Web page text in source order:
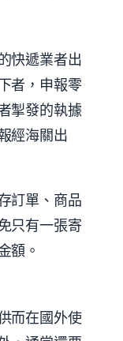
快遞業者出
者，申報零
掣發的執據
經海關出
訂單、商品
只有一張寄
額。
而在國外使